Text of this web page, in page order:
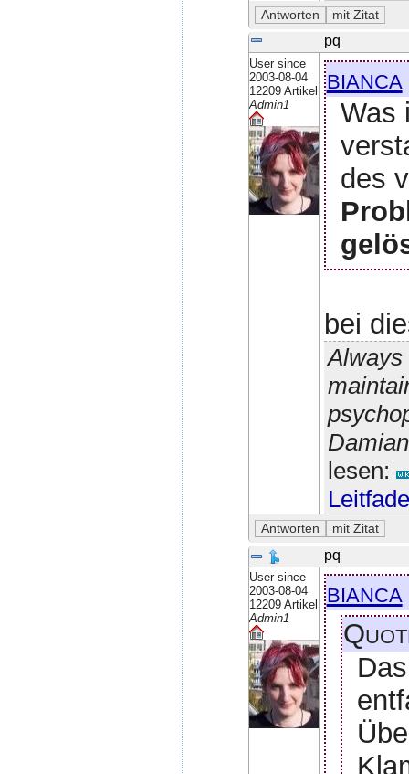
pq
User since
2003-08-04
12209 Artikel
Admin1
bianca
Was
des
bei
Always
lesen:
pq
User since
2003-08-04
12209 Artikel
Admin1
bianca